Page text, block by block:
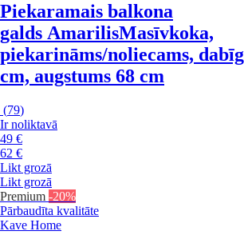
Piekaramais balkona
galds AmarilisMasīvkoka,
piekarināms/noliecams,
cm, augstums 68 cm
(79)
Ir noliktavā
49 €
62 €
Likt grozā
Likt grozā
Premium -20%
Pārbaudīta kvalitāte
Kave Home